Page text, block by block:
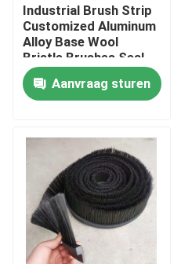
Industrial Brush Strip
Customized Aluminum
Alloy Base Wool
Bristle Brushes Seal
Strip Brush
Aanvraag sturen